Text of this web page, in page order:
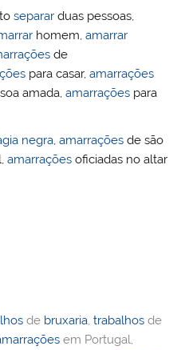
separarduas pessoas,
homem, amarrar
de
para casar, amarrações
amada, amarraçõespara
negra, amarraçõesde são
amarraçõesoficiadas no altar
de bruxaria,trabalhos de
em Portugal,